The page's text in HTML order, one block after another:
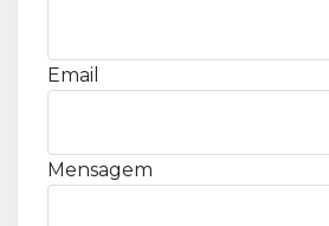
Email
Mensagem